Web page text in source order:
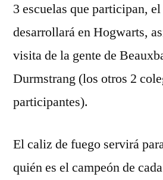
3 escuelas que participan,
desarrollará en Hogwarts,
visita de la gente de
Durmstrang (los otros 2
participantes).
El caliz de fuego servirá
quién es el campeón de